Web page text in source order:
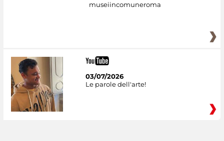
museiincomuneroma
03/07/2026
Le parole dell'arte!